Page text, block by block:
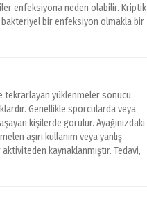
enfeksiyona neden olabilir. Kriptik
bir enfeksiyon olmakla bir
tekrarlayan yüklenmeler sonucu
Genellikle sporcularda veya
kişilerde görülür. Ayağınızdaki
aşırı kullanım veya yanlış
kaynaklanmıştır. Tedavi,